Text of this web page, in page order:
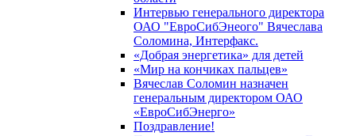
Интервью генерального директора
ОАО "ЕвроСибЭнеого" Вячеслава
Соломина, Интерфакс.
«Добрая энергетика» для детей
«Мир на кончиках пальцев»
Вячеслав Соломин назначен
генеральным директором ОАО
«ЕвроСибЭнерго»
Поздравление!